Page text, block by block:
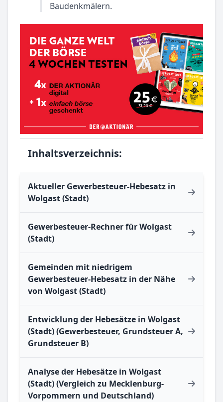
Baudenkmälern.
Inhaltsverzeichnis:
Aktueller Gewerbesteuer-Hebesatz in
Wolgast (Stadt)
Gewerbesteuer-Rechner für Wolgast
(Stadt)
Gemeinden mit niedrigem
Gewerbesteuer-Hebesatz in der Nähe
von Wolgast (Stadt)
Entwicklung der Hebesätze in Wolgast
(Stadt) (Gewerbesteuer, Grundsteuer A,
Grundsteuer B)
Analyse der Hebesätze in Wolgast
(Stadt) (Vergleich zu Mecklenburg-
Vorpommern und Deutschland)